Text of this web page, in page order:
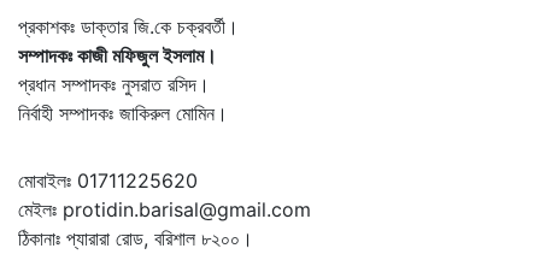
প্রকাশকঃ ডাক্তার জি.কে চক্রবর্তী।
সম্পাদকঃ কাজী মফিজুল ইসলাম।
প্রধান সম্পাদকঃ নুসরাত রসিদ।
নির্বাহী সম্পাদকঃ জাকিরুল মোমিন।
মোবাইলঃ 01711225620
মেইলঃ protidin.barisal@gmail.com
ঠিকানাঃ প্যারারা রোড, বরিশাল ৮২০০।